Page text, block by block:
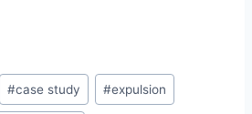
#case study #expulsion